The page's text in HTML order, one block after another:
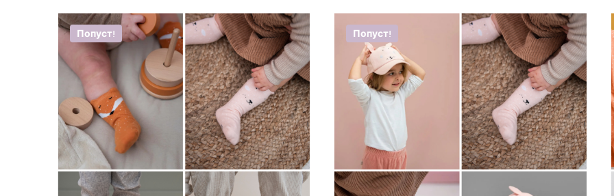
Попуст! Попуст!